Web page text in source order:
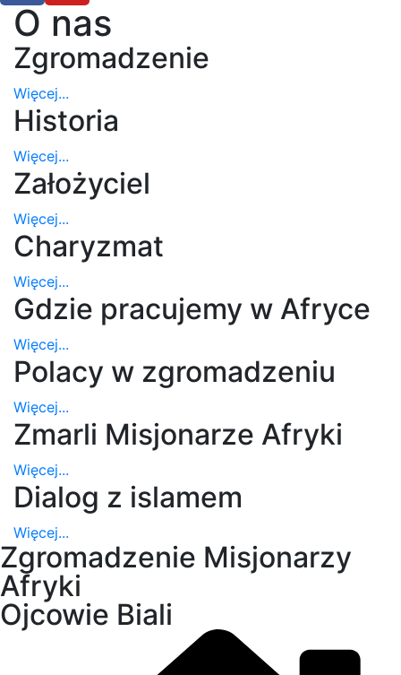
O nas
Zgromadzenie
Więcej...
Historia
Więcej...
Założyciel
Więcej...
Charyzmat
Więcej...
Gdzie pracujemy w Afryce
Więcej...
Polacy w zgromadzeniu
Więcej...
Zmarli Misjonarze Afryki
Więcej...
Dialog z islamem
Więcej...
Zgromadzenie Misjonarzy
Afryki
Ojcowie Biali